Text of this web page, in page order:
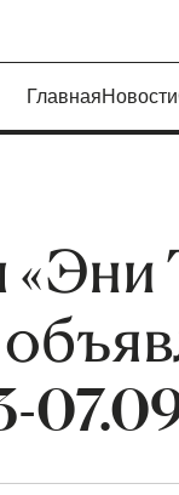
ГлавнаяНовости